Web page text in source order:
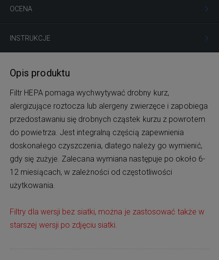
OCENA
INSTRUKCJE
Opis produktu
Filtr HEPA pomaga wychwytywać drobny kurz,
alergizujące roztocza lub alergeny zwierzęce i zapobiega
przedostawaniu się drobnych cząstek kurzu z powrotem
do powietrza. Jest integralną częścią zapewnienia
doskonałego czyszczenia, dlatego należy go wymienić,
gdy się zużyje. Zalecana wymiana następuje po około 6-
12 miesiącach, w zależności od częstotliwości
użytkowania.
Filtry dla wersji bez siatki, można je zastosować także w
starszej wersji po zdjęciu siatki.